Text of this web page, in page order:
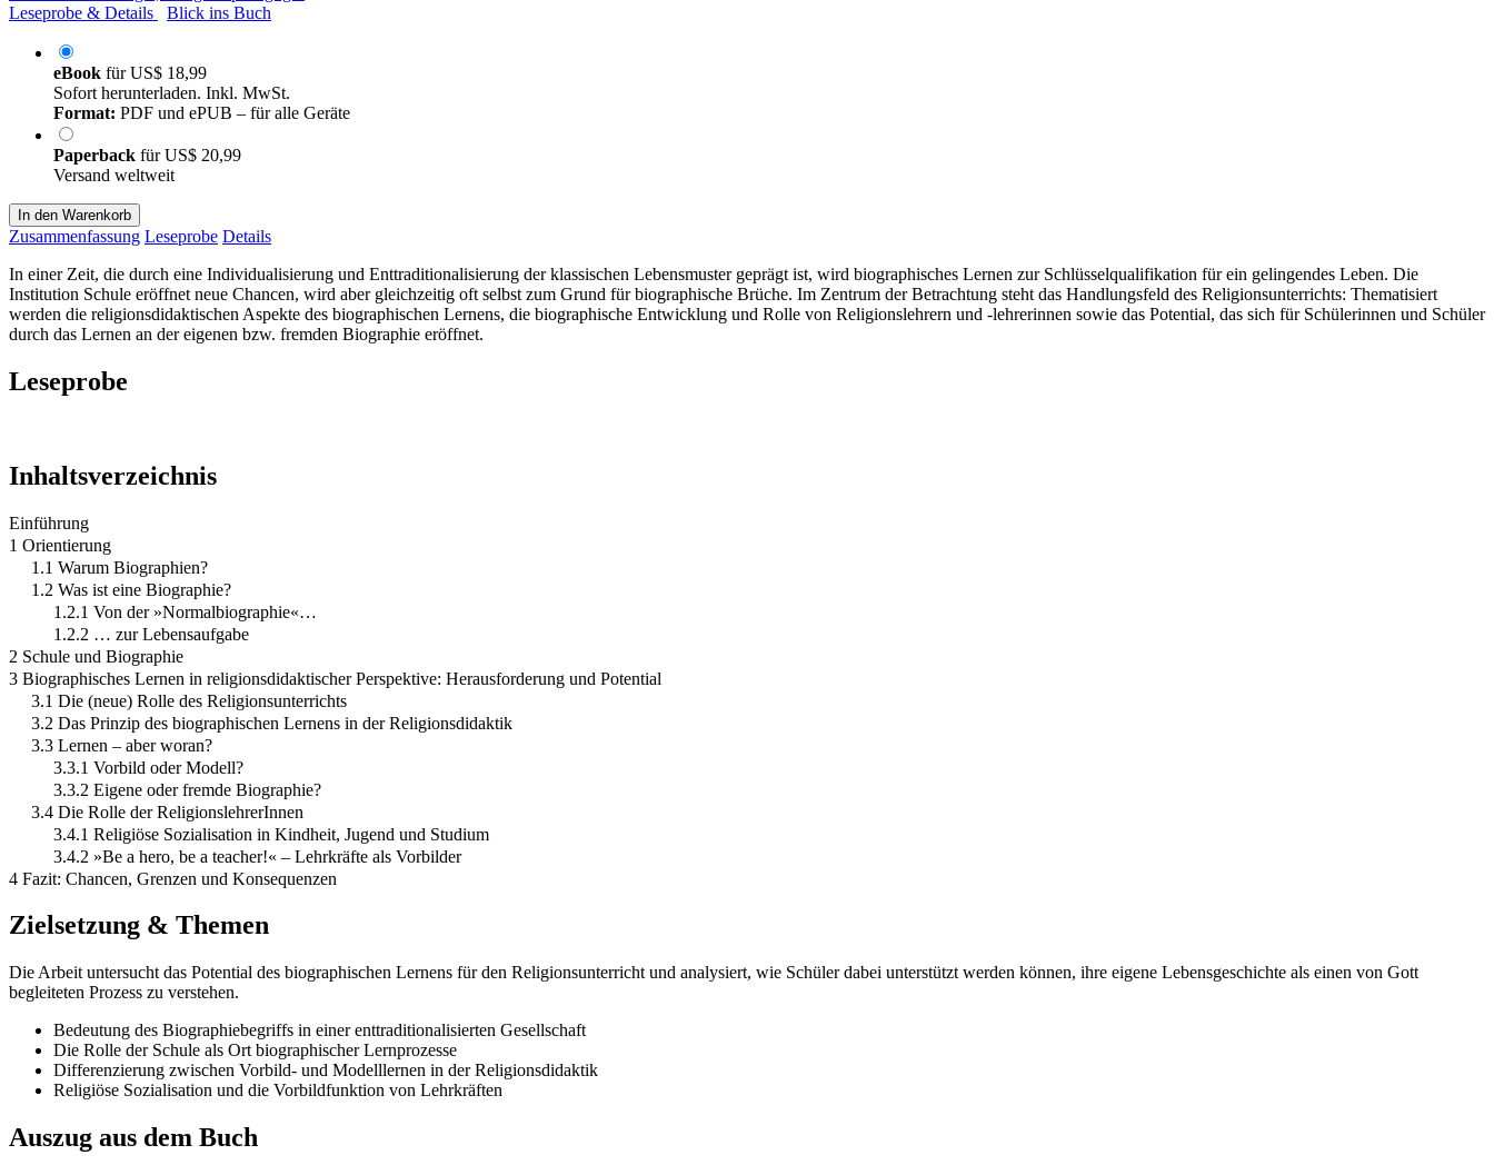
Leseprobe & Details
Blick ins Buch
eBook fürUS$ 18,99
Sofort herunterladen. Inkl. MwSt.
Format: PDF und ePUB – für alle Geräte
Paperback fürUS$ 20,99
Versand weltweit
In den Warenkorb
Zusammenfassung Leseprobe Details
In einer Zeit, die durch eine Individualisierung und Enttraditionalisierung der klassischen Lebensmuster geprägt ist, wird biographisches Lernen zur Schlüsselqualifikation für ein gelingendes Leben. Die
Institution Schule eröffnet neue Chancen, wird aber gleichzeitig oft selbst zum Grund für biographische Brüche. Im Zentrum der Betrachtung steht das Handlungsfeld des Religionsunterrichts: Thematisiert
werden die religionsdidaktischen Aspekte des biographischen Lernens, die biographische Entwicklung und Rolle von Religionslehrern und -lehrerinnen sowie das Potential, das sich für Schülerinnen und Schüler
durch das Lernen an der eigenen bzw. fremden Biographie eröffnet.
Leseprobe
Inhaltsverzeichnis
Einführung
1 Orientierung
1.1 Warum Biographien?
1.2 Was ist eine Biographie?
1.2.1 Von der »Normalbiographie«…
1.2.2 … zur Lebensaufgabe
2 Schule und Biographie
3 Biographisches Lernen in religionsdidaktischer Perspektive: Herausforderung und Potential
3.1 Die (neue) Rolle des Religionsunterrichts
3.2 Das Prinzip des biographischen Lernens in der Religionsdidaktik
3.3 Lernen – aber woran?
3.3.1 Vorbild oder Modell?
3.3.2 Eigene oder fremde Biographie?
3.4 Die Rolle der ReligionslehrerInnen
3.4.1 Religiöse Sozialisation in Kindheit, Jugend und Studium
3.4.2 »Be a hero, be a teacher!« – Lehrkräfte als Vorbilder
4 Fazit: Chancen, Grenzen und Konsequenzen
Zielsetzung & Themen
Die Arbeit untersucht das Potential des biographischen Lernens für den Religionsunterricht und analysiert, wie Schüler dabei unterstützt werden können, ihre eigene Lebensgeschichte als einen von Gott
begleiteten Prozess zu verstehen.
Bedeutung des Biographiebegriffs in einer enttraditionalisierten Gesellschaft
Die Rolle der Schule als Ort biographischer Lernprozesse
Differenzierung zwischen Vorbild- und Modelllernen in der Religionsdidaktik
Religiöse Sozialisation und die Vorbildfunktion von Lehrkräften
Auszug aus dem Buch